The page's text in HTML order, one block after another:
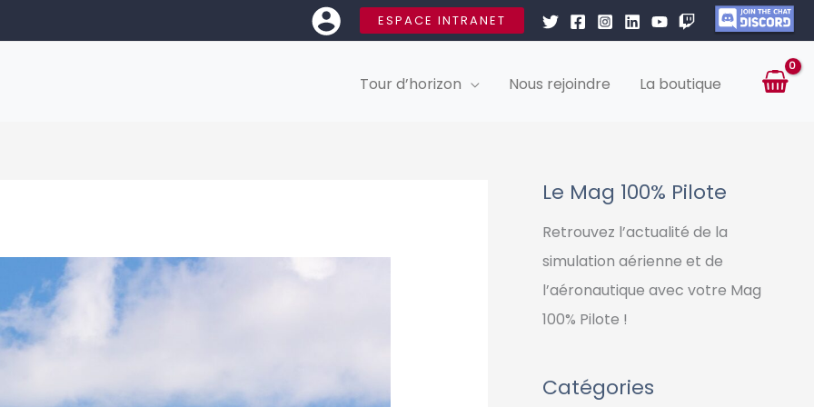
ESPACE INTRANET
Tour d’horizon Nous rejoindre La boutique
Le Mag 100% Pilote
Retrouvez l’actualité de la
simulation aérienne et de
l’aéronautique avec votre Mag
100% Pilote !
Catégories